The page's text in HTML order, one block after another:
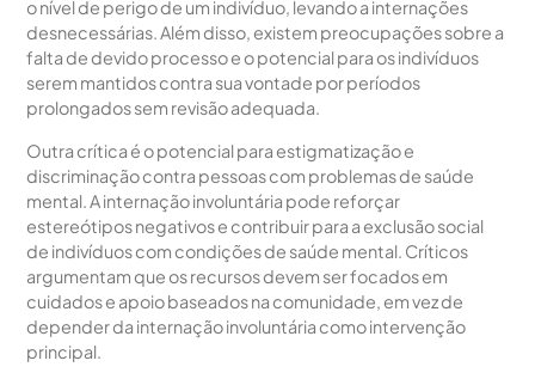
o nível de perigo de um indivíduo, levando a internações
desnecessárias. Além disso, existem preocupações sobre a
falta de devido processo e o potencial para os indivíduos
serem mantidos contra sua vontade por períodos
prolongados sem revisão adequada.
Outra crítica é o potencial para estigmatização e
discriminação contra pessoas com problemas de saúde
mental. A internação involuntária pode reforçar
estereótipos negativos e contribuir para a exclusão social
de indivíduos com condições de saúde mental. Críticos
argumentam que os recursos devem ser focados em
cuidados e apoio baseados na comunidade, em vez de
depender da internação involuntária como intervenção
principal.